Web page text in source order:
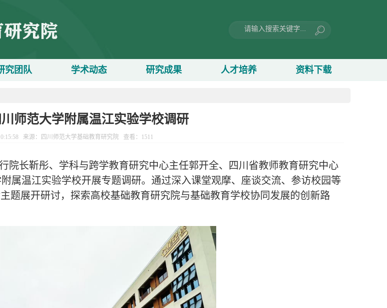
究团队 学术动态 研究成果 人才培养 资料下载
师范大学附属温江实验学校调研
来源：四川师范大学基础教育研究院 查看： 1511
院长靳彤、学科与跨学教育研究中心主任郭开全、四川省教师教育研究中心
属温江实验学校开展专题调研。通过深入课堂观摩、座谈交流、参访校园等
题展开研讨，探索高校基础教育研究院与基础教育学校协同发展的创新路